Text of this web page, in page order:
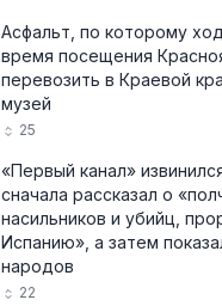
Асфальт, по которому
время посещения
перевозить в Краевой
музей
25
«Первый канал»
сначала рассказал о
насильников и убийц,
Испанию», а затем
народов
22